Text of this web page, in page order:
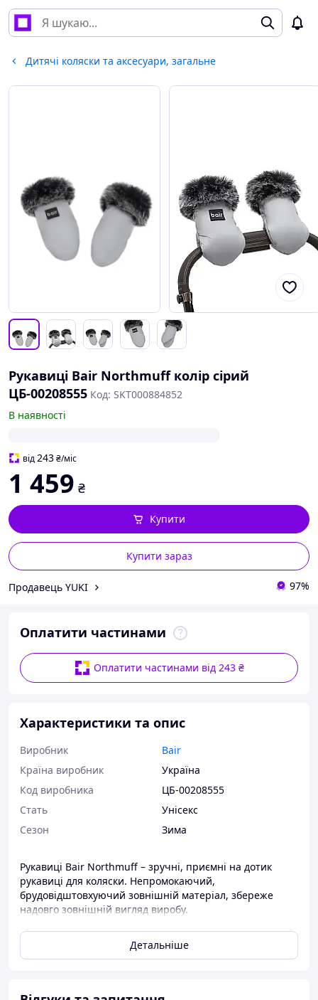
Дитячі коляски та аксесуари, загальне
Рукавиці Bair Northmuff колір сірий
ЦБ-00208555 Код: SKT000884852
В наявності
від243₴/міс
1 459 ₴
Купити зараз
Купити
Продавець YUKI 97%
Оплатити частинами
Оплатити частинами від 243 ₴
Характеристики та опис
Виробник
Bair
Країна виробник
Україна
Код виробника
ЦБ-00208555
Стать
Унісекс
Сезон
Зима
Рукавиці Bair Northmuff – зручні, приємні на дотик
рукавиці для коляски. Непромокаючий,
брудовідштовхуючий зовнішній матеріал, збереже
надовго зовнішній вигляд виробу.
не тільки мам, але і тат. Рукавички підходять до будь-
якої дитячої коляски або санок. Прикріпити їх легко за
підходять для колясок з цілісною і подвійною ручкою
Детальніше